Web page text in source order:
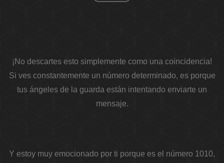
¡No descartes esto simplemente como una coincidencia!
Si ves constantemente un número determinado, es porque
tus ángeles de la guarda están intentando enviarte un
mensaje.
Y estoy muy emocionado por ti porque es el número 1010,